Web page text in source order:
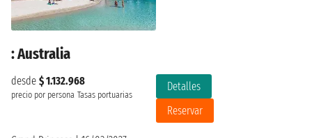
: Australia
desde $ 1.132.968
precio por persona Tasas portuarias
Detalles
Reservar